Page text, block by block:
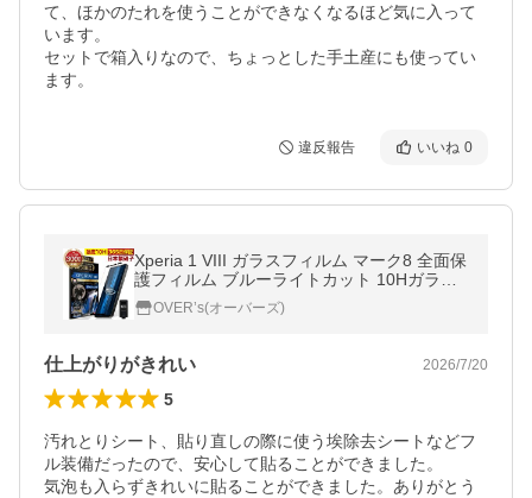
て、ほかのたれを使うことができなくなるほど気に入って
います。
セットで箱入りなので、ちょっとした手土産にも使ってい
ます。
違反報告 いいね 0
Xperia 1 VIII ガラスフィルム マーク8 全面保
護フィルム ブルーライトカット 10Hガラス
ザムライ エクスペリア1 フィルム 黒縁
OVER’s(オーバーズ)
仕上がりがきれい 2026/7/20
5
汚れとりシート、貼り直しの際に使う埃除去シートなどフ
ル装備だったので、安心して貼ることができました。
気泡も入らずきれいに貼ることができました。ありがとう